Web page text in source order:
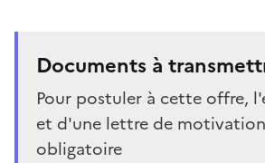
Documents à
Pour postuler à cette offre,
et d'une lettre de
obligatoire